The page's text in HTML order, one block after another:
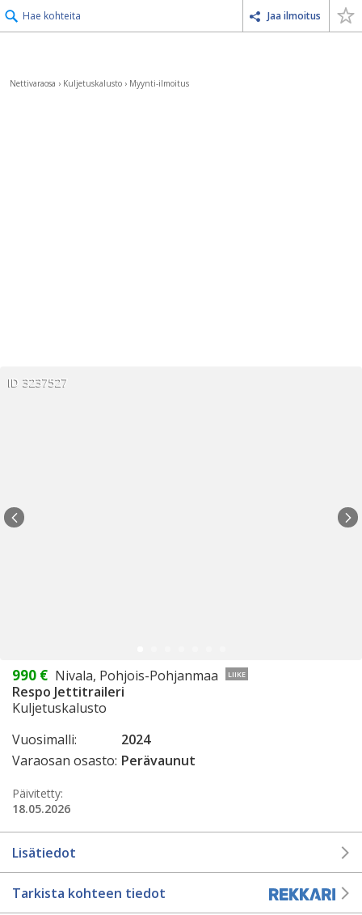
Hae kohteita Jaa ilmoitus
Nettivaraosa › Kuljetuskalusto › Myynti-ilmoitus
ID 3237527
990 € Nivala, Pohjois-Pohjanmaa LIIKE
Respo Jettitraileri
Kuljetuskalusto
Vuosimalli:
2024
Varaosan osasto: Perävaunut
Päivitetty:
18.05.2026
Lisätiedot
Tarkista kohteen tiedot